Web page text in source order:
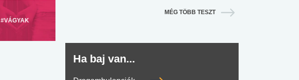
#VÁGYAK
MÉG TÖBB TESZT
Ha baj van...